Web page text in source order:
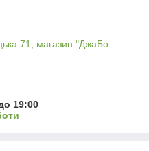
71, магазин "ДжаБо
19:00